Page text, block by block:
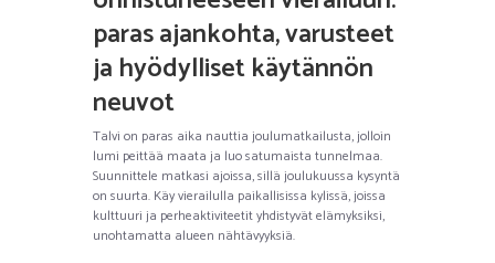
paras ajankohta, varusteet
ja hyödylliset käytännön
neuvot
Talvi on paras aika nauttia joulumatkailusta, jolloin
lumi peittää maata ja luo satumaista tunnelmaa.
Suunnittele matkasi ajoissa, sillä joulukuussa kysyntä
on suurta. Käy vierailulla paikallisissa kylissä, joissa
kulttuuri ja perheaktiviteetit yhdistyvät elämyksiksi,
unohtamatta alueen nähtävyyksiä.